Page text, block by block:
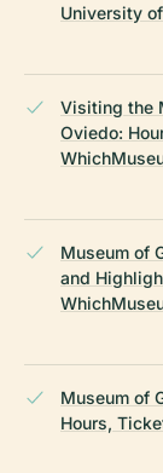
University
Visiting the
Oviedo:
Museum of
and
Museum of
Hours,